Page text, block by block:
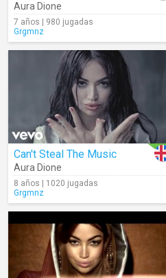
Aura Dione
7 años | 980 jugadas
Grgmnz
Can't Steal The Music
Aura Dione
8 años | 1020 jugadas
Grgmnz